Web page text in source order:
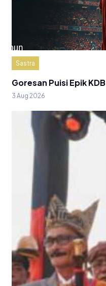
Sastra
Goresan Puisi Epik KDB
3 Aug 2026